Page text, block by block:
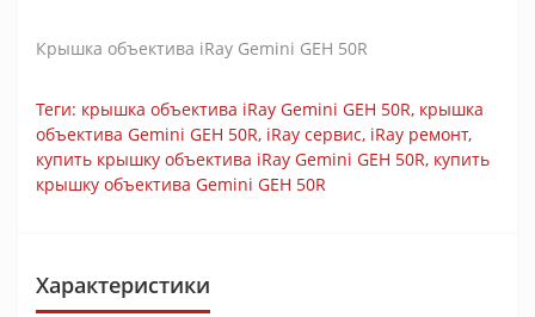
Крышка объектива iRay Gemini GEH 50R
Теги: крышка объектива iRay Gemini GEH 50R, крышка
объектива Gemini GEH 50R, iRay сервис, iRay ремонт,
купить крышку объектива iRay Gemini GEH 50R, купить
крышку объектива Gemini GEH 50R
Характеристики